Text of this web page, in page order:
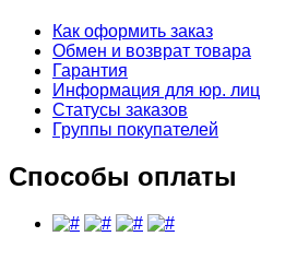
Как оформить заказ
Обмен и возврат товара
Гарантия
Информация для юр. лиц
Статусы заказов
Группы покупателей
Способы оплаты